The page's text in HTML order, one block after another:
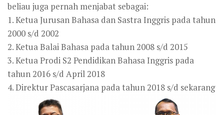
beliau juga pernah menjabat sebagai:
1. Ketua Jurusan Bahasa dan Sastra Inggris pada tahun
2000 s/d 2002
2. Ketua Balai Bahasa pada tahun 2008 s/d 2015
3. Ketua Prodi S2 Pendidikan Bahasa Inggris pada
tahun 2016 s/d April 2018
4. Direktur Pascasarjana pada tahun 2018 s/d sekarang